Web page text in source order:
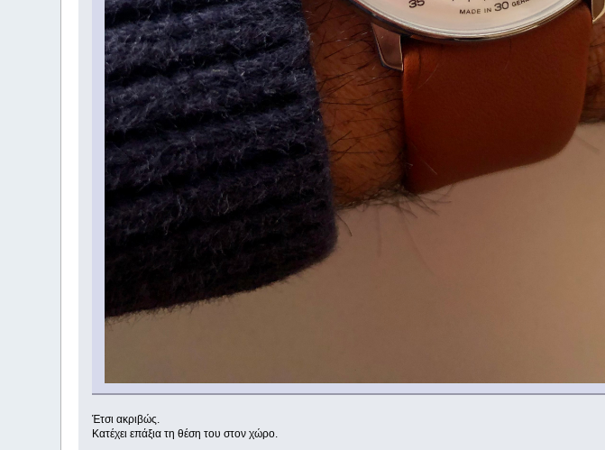
Έτσι ακριβώς.
Κατέχει επάξια τη θέση του στον χώρο.